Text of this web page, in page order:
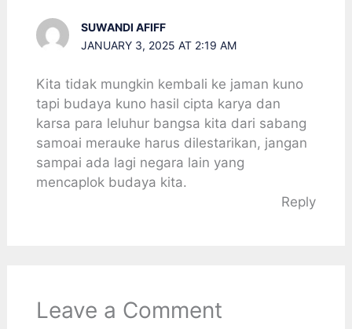
SUWANDI AFIFF
JANUARY 3, 2025 AT 2:19 AM
Kita tidak mungkin kembali ke jaman kuno
tapi budaya kuno hasil cipta karya dan
karsa para leluhur bangsa kita dari sabang
samoai merauke harus dilestarikan, jangan
sampai ada lagi negara lain yang
mencaplok budaya kita.
Reply
Leave a Comment